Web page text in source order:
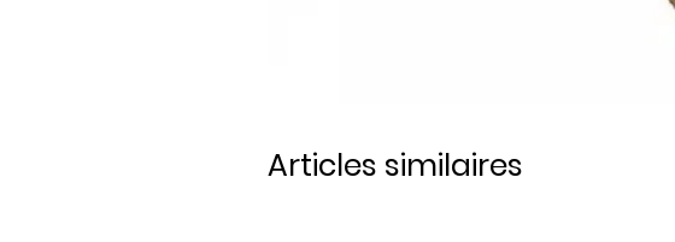
Articles similaires